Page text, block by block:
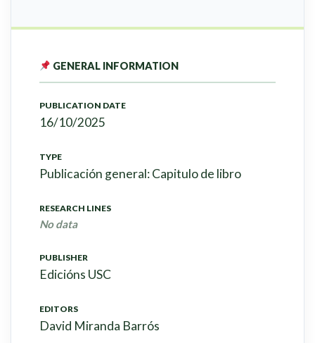
GENERAL INFORMATION
PUBLICATION DATE
16/10/2025
TYPE
Publicación general: Capitulo de libro
RESEARCH LINES
No data
PUBLISHER
Edicións USC
EDITORS
David Miranda Barrós